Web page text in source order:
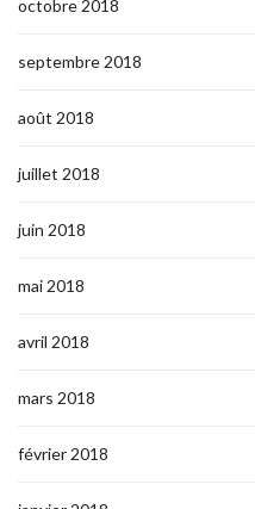
octobre 2018
septembre 2018
août 2018
juillet 2018
juin 2018
mai 2018
avril 2018
mars 2018
février 2018